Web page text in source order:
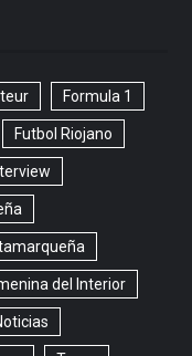
Formula 1
Futbol Riojano
del Interior